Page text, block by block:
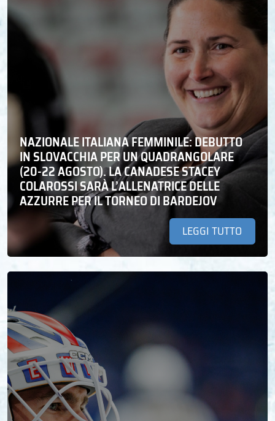
NAZIONALE ITALIANA FEMMINILE: DEBUTTO
IN SLOVACCHIA PER UN QUADRANGOLARE
(20-22 AGOSTO). LA CANADESE STACEY
COLAROSSI SARÀ L’ALLENATRICE DELLE
AZZURRE PER IL TORNEO DI BARDEJOV
LEGGI TUTTO